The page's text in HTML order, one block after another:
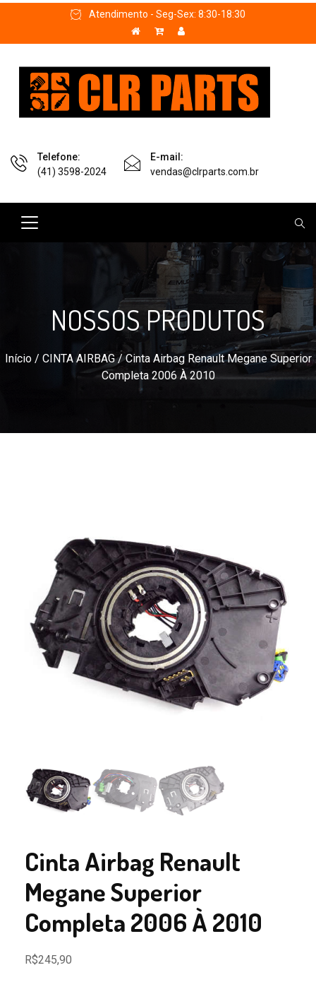
Atendimento - Seg-Sex: 8:30-18:30
Telefone:
(41) 3598-2024
E-mail:
vendas@clrparts.com.br
NOSSOS PRODUTOS
Início/ CINTA AIRBAG/ Cinta Airbag Renault Megane Superior
Completa 2006 À 2010
Cinta Airbag Renault
Megane Superior
Completa 2006 À 2010
R$245,90